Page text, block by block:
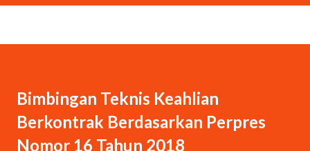
Bimbingan Teknis Keahlian
Berkontrak Berdasarkan Perpres
Nomor 16 Tahun 2018